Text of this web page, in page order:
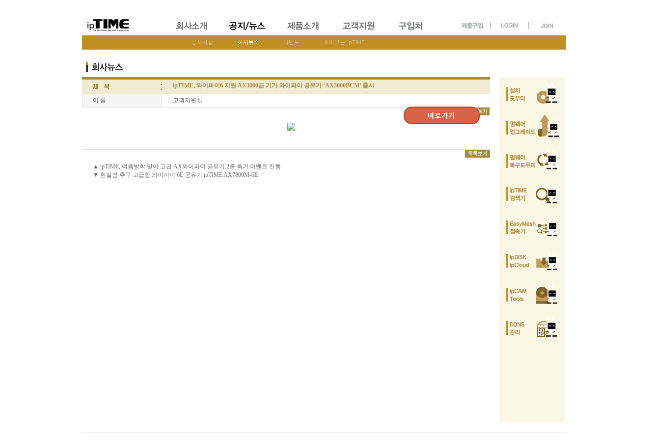
ipTIME, 와이파이6 지원 AX3000급 기가 와이파이 공유기 ‘AX3000BCM’ 출시
이 름 고객지원실
▲ ipTIME, 여름방학 맞아 고급 AX와이파이 공유기 2종 특가 이벤트 진행
▼ 현실성 추구 고급형 와이파이 6E 공유기 ipTIME AX7800M-6E